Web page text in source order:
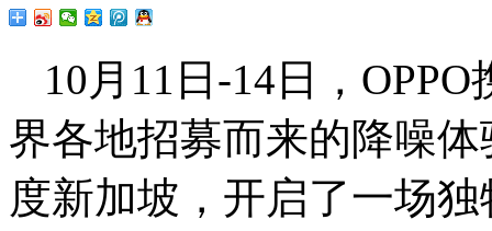
10月11日-14日，
界各地招募而来的降噪
度新加坡，开启了一场